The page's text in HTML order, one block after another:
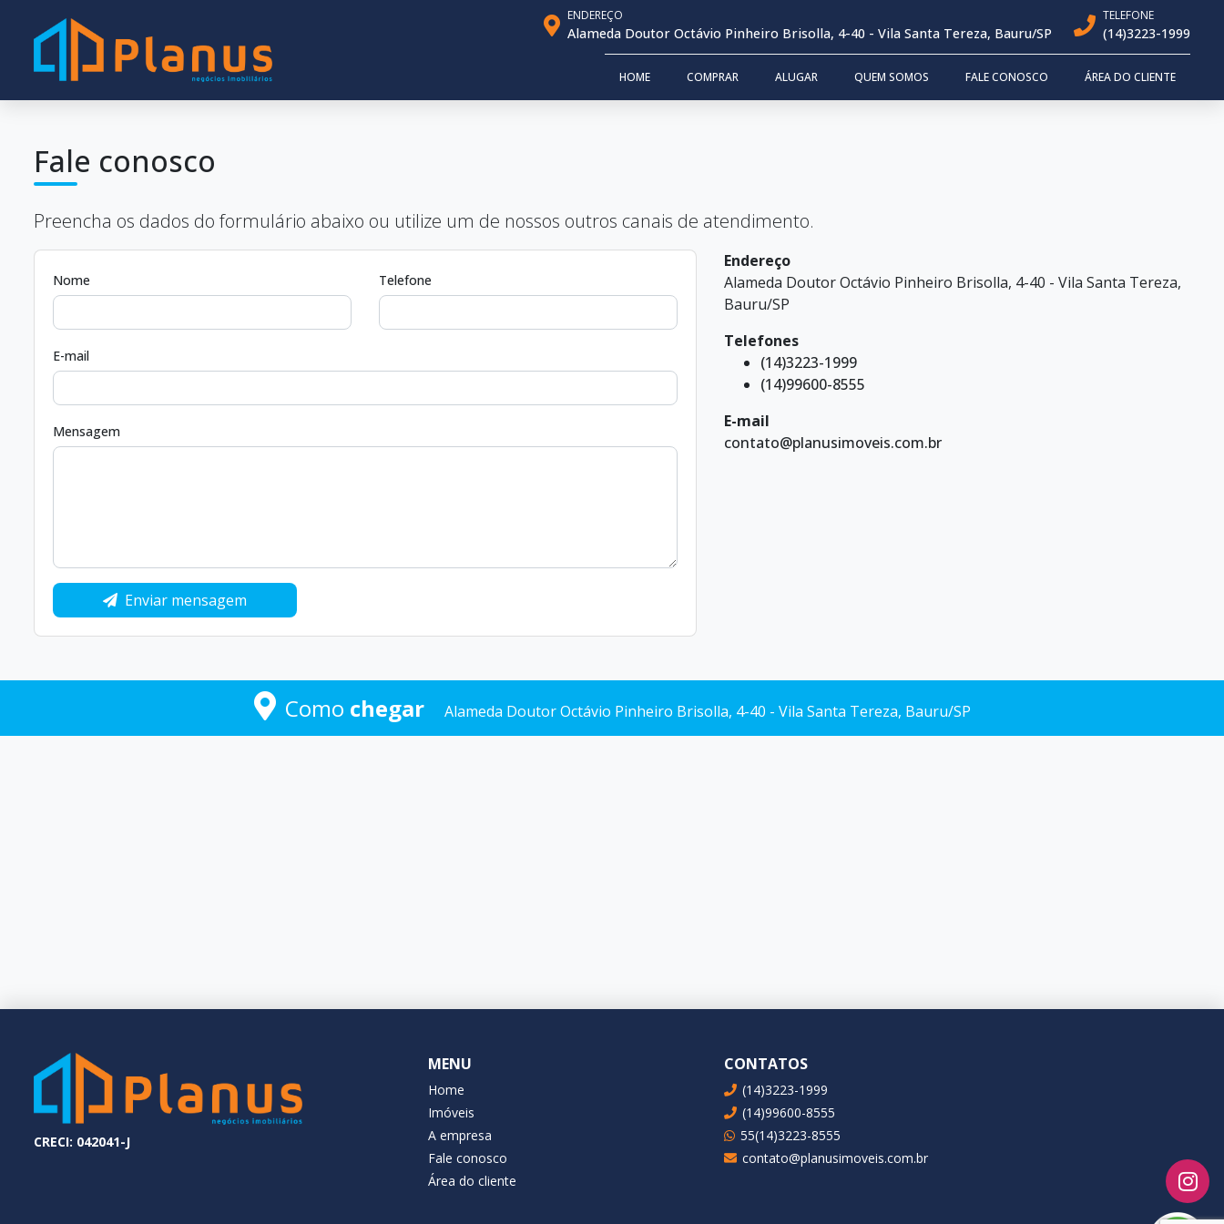
ENDEREÇO
Alameda Doutor Octávio Pinheiro Brisolla, 4-40 - Vila Santa Tereza, Bauru/SP
TELEFONE
(14)3223-1999
HOME COMPRAR ALUGAR QUEM SOMOS FALE CONOSCO ÁREA DO CLIENTE
Fale conosco
Preencha os dados do formulário abaixo ou utilize um de nossos outros canais de atendimento.
Nome Telefone
E-mail
Mensagem
Enviar mensagem
Endereço
Alameda Doutor Octávio Pinheiro Brisolla, 4-40 - Vila Santa Tereza,
Bauru/SP
Telefones
(14)3223-1999
(14)99600-8555
E-mail
contato@planusimoveis.com.br
Como chegar Alameda Doutor Octávio Pinheiro Brisolla, 4-40 - Vila Santa Tereza, Bauru/SP
CRECI: 042041-J
MENU
Home
Imóveis
A empresa
Fale conosco
Área do cliente
CONTATOS
(14)3223-1999
(14)99600-8555
55(14)3223-8555
contato@planusimoveis.com.br